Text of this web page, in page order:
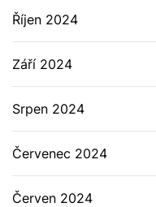
Říjen 2024
Září 2024
Srpen 2024
Červenec 2024
Červen 2024